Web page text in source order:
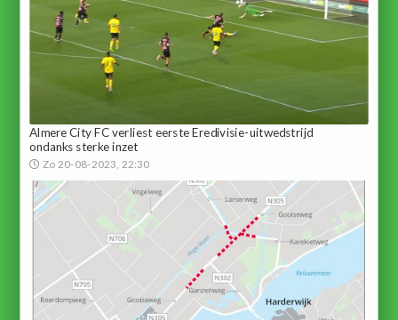
Almere City FC verliest eerste Eredivisie-uitwedstrijd
ondanks sterke inzet
Zo 20-08-2023, 22:30